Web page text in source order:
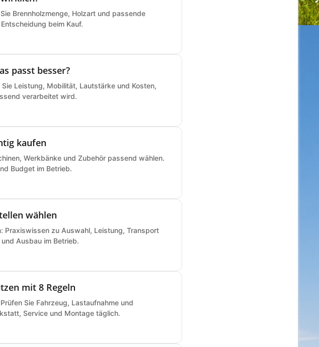
Brennholzmenge, Holzart und passende
beim Kauf.
passt besser?
Leistung, Mobilität, Lautstärke und Kosten,
verarbeitet wird.
kaufen
Werkbänke und Zubehör passend wählen.
Budget im Betrieb.
wählen
Praxiswissen zu Auswahl, Leistung, Transport
Ausbau im Betrieb.
mit 8 Regeln
Sie Fahrzeug, Lastaufnahme und
Service und Montage täglich.